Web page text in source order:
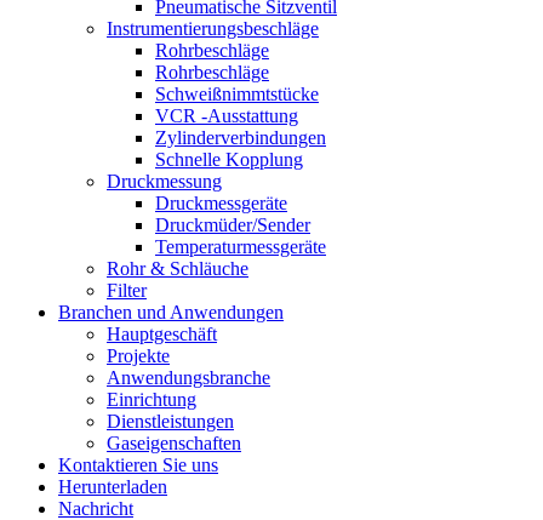
Pneumatische Sitzventil
Instrumentierungsbeschläge
Rohrbeschläge
Rohrbeschläge
Schweißnimmtstücke
VCR -Ausstattung
Zylinderverbindungen
Schnelle Kopplung
Druckmessung
Druckmessgeräte
Druckmüder/Sender
Temperaturmessgeräte
Rohr & Schläuche
Filter
Branchen und Anwendungen
Hauptgeschäft
Projekte
Anwendungsbranche
Einrichtung
Dienstleistungen
Gaseigenschaften
Kontaktieren Sie uns
Herunterladen
Nachricht